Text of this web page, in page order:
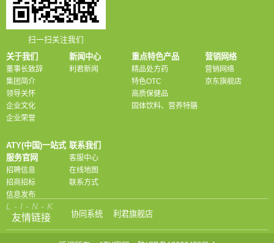
扫一扫关注我们
关于我们
董事长致辞
集团简介
领导关怀
企业文化
企业荣誉
新闻中心
利君新闻
重点特色产品
精品处方药
特色OTC
高质保健品
固体饮料、营养特膳
营销网络
营销网络
京东旗舰店
ATY(中国)一站式
服务官网
招聘信息
招商招标
信息发布
联系我们
客服中心
在线地图
联系方式
L-I-N-K
友情链接 协同系统 利君旗舰店